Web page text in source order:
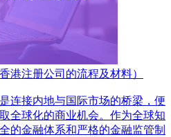
港注册公司的流程及材料）
连接内地与国际市场的桥梁，便
全球化的商业机会。作为全球知
的金融体系和严格的金融监管制